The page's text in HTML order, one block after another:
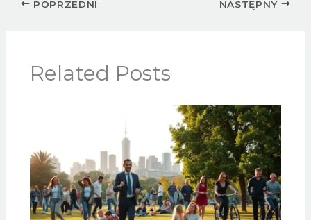
POPRZEDNI NASTĘPNY
Related Posts